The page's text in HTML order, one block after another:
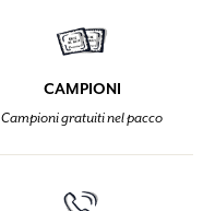
CAMPIONI
Campioni gratuiti nel pacco